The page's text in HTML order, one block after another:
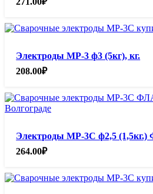
Электроды МР-3 ф3 (5кг), кг.
208.00₽
Электроды МР-3С ф2,5 (1,5кг.)
264.00₽